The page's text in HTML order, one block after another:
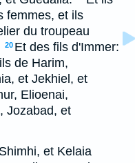
femmes, et ils
du troupeau
20 Et des fils d'Immer:
de Harim,
et Jekhiel, et
Elioenai,
Jozabad, et
et Kelaia